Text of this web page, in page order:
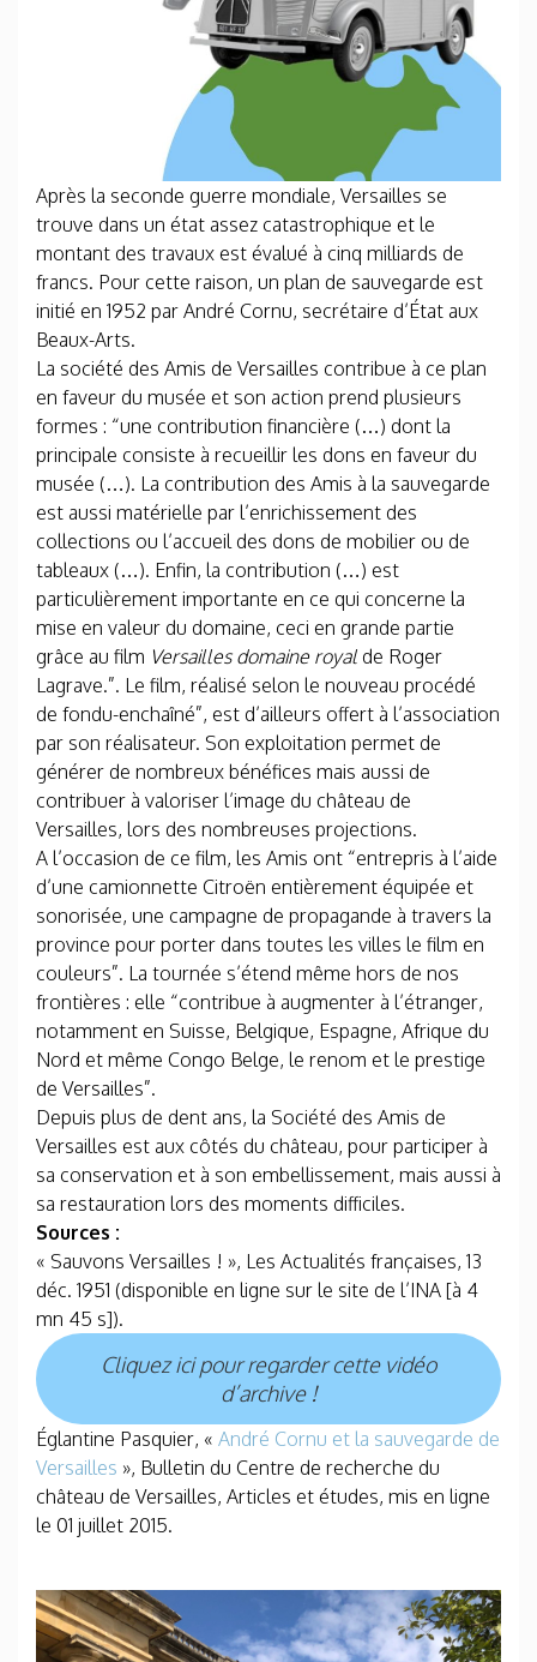
Après la seconde guerre mondiale, Versailles se
trouve dans un état assez catastrophique et le
montant des travaux est évalué à cinq milliards de
francs. Pour cette raison, un plan de sauvegarde est
initié en 1952 par André Cornu, secrétaire d’État aux
Beaux-Arts.
La société des Amis de Versailles contribue à ce plan
en faveur du musée et son action prend plusieurs
formes : “une contribution financière (…) dont la
principale consiste à recueillir les dons en faveur du
musée (…). La contribution des Amis à la sauvegarde
est aussi matérielle par l’enrichissement des
collections ou l’accueil des dons de mobilier ou de
tableaux (…). Enfin, la contribution (…) est
particulièrement importante en ce qui concerne la
mise en valeur du domaine, ceci en grande partie
grâce au film Versailles domaine royal de Roger
Lagrave.”. Le film, réalisé selon le nouveau procédé
de fondu-enchaîné”, est d’ailleurs offert à l’association
par son réalisateur. Son exploitation permet de
générer de nombreux bénéfices mais aussi de
contribuer à valoriser l’image du château de
Versailles, lors des nombreuses projections.
A l’occasion de ce film, les Amis ont “entrepris à l’aide
d’une camionnette Citroën entièrement équipée et
sonorisée, une campagne de propagande à travers la
province pour porter dans toutes les villes le film en
couleurs”. La tournée s’étend même hors de nos
frontières : elle “contribue à augmenter à l’étranger,
notamment en Suisse, Belgique, Espagne, Afrique du
Nord et même Congo Belge, le renom et le prestige
de Versailles”.
Depuis plus de dent ans, la Société des Amis de
Versailles est aux côtés du château, pour participer à
sa conservation et à son embellissement, mais aussi à
sa restauration lors des moments difficiles.
Sources :
« Sauvons Versailles ! », Les Actualités françaises, 13
déc. 1951 (disponible en ligne sur le site de l’INA [à 4
mn 45 s]).
Cliquez ici pour regarder cette vidéo
d’archive !
Églantine Pasquier, « André Cornu et la sauvegarde de
Versailles », Bulletin du Centre de recherche du
château de Versailles, Articles et études, mis en ligne
le 01 juillet 2015.